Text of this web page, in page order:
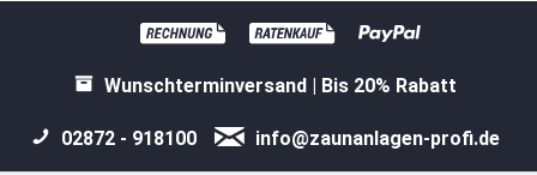
Wunschterminversand | Bis 20% Rabatt
02872 - 918100 info@zaunanlagen-profi.de